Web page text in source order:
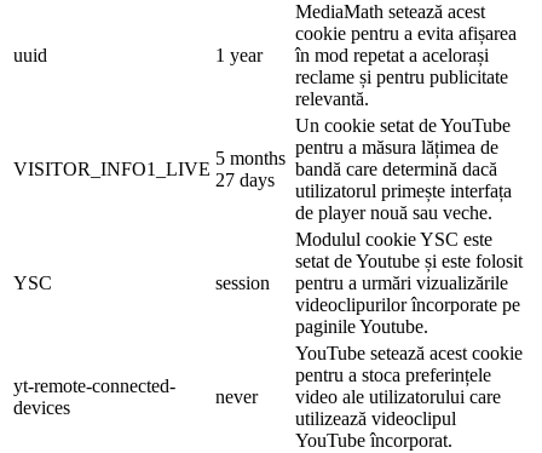
uuid 1 year
MediaMath setează acest
cookie pentru a evita afișarea
în mod repetat a acelorași
reclame și pentru publicitate
relevantă.
VISITOR_INFO1_LIVE
5 months
27 days
Un cookie setat de YouTube
pentru a măsura lățimea de
bandă care determină dacă
utilizatorul primește interfața
de player nouă sau veche.
YSC session
Modulul cookie YSC este
setat de Youtube și este folosit
pentru a urmări vizualizările
videoclipurilor încorporate pe
paginile Youtube.
yt-remote-connected-
devices
never
YouTube setează acest cookie
pentru a stoca preferințele
video ale utilizatorului care
utilizează videoclipul
YouTube încorporat.